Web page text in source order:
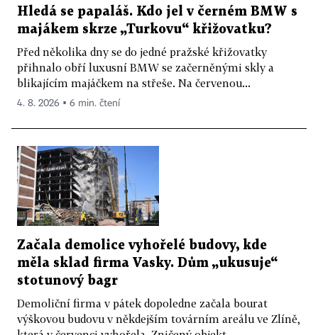
Hledá se papaláš. Kdo jel v černém BMW s
majákem skrze „Turkovu“ křižovatku?
Před několika dny se do jedné pražské křižovatky
přihnalo obří luxusní BMW se začerněnými skly a
blikajícím majáčkem na střeše. Na červenou...
4. 8. 2026 ▪ 6 min. čtení
Začala demolice vyhořelé budovy, kde
měla sklad firma Vasky. Dům „ukusuje“
stotunový bagr
Demoliční firma v pátek dopoledne začala bourat
výškovou budovu v někdejším továrním areálu ve Zlíně,